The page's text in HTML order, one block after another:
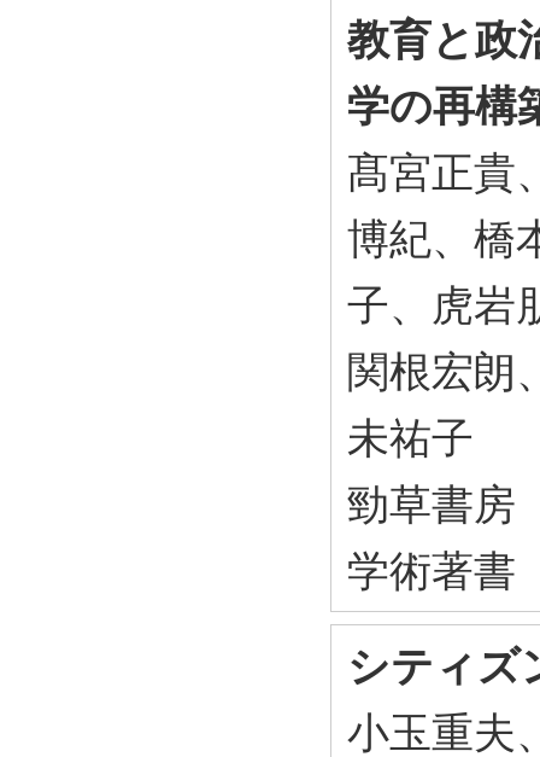
教育と政
学の再構
髙宮正貴
博紀、橋
子、虎岩
関根宏朗
未祐子
勁草書房
学術著書
シティズ
小玉重夫